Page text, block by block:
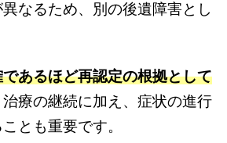
なるため、別の後遺障害とし
あるほど再認定の根拠として
治療の継続に加え、症状の進行
とも重要です。